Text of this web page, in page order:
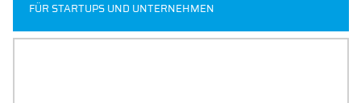
FÜR STARTUPS UND UNTERNEHMEN